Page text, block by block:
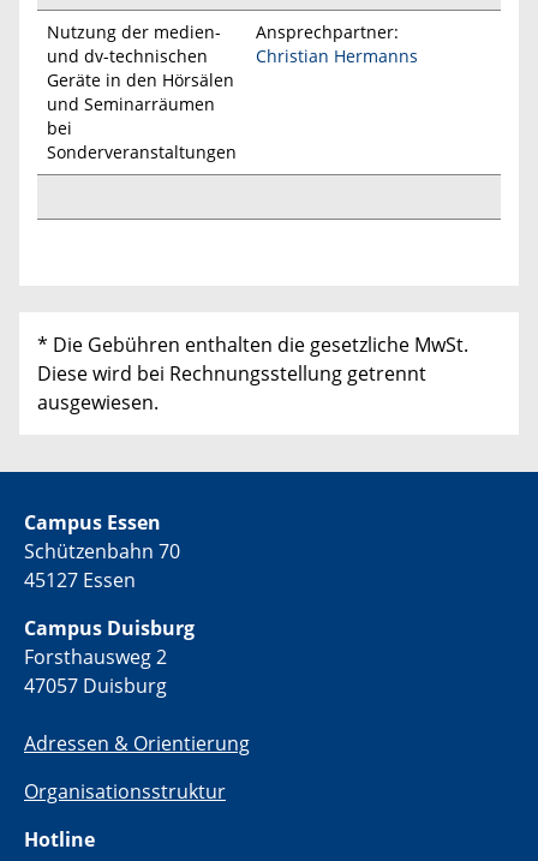
Nutzung der medien-
und dv-technischen
Geräte in den Hörsälen
und Seminarräumen
bei
Sonderveranstaltungen
Ansprechpartner:
Christian Hermanns
* Die Gebühren enthalten die gesetzliche MwSt.
Diese wird bei Rechnungsstellung getrennt
ausgewiesen.
Campus Essen
Schützenbahn 70
45127 Essen
Campus Duisburg
Forsthausweg 2
47057 Duisburg
Adressen & Orientierung
Organisationsstruktur
Hotline